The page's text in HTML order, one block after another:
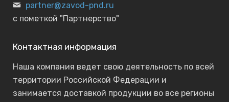
partner@zavod-pnd.ru
с пометкой "Партнерство"
Контактная информация
Наша компания ведет свою деятельность по всей
территории Российской Федерации и
занимается доставкой продукции во все регионы